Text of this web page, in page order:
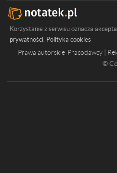
Korzystanie z serwisu oznacza
prywatności. Polityka cookies
Prawa autorskie Pracodawcy |
©